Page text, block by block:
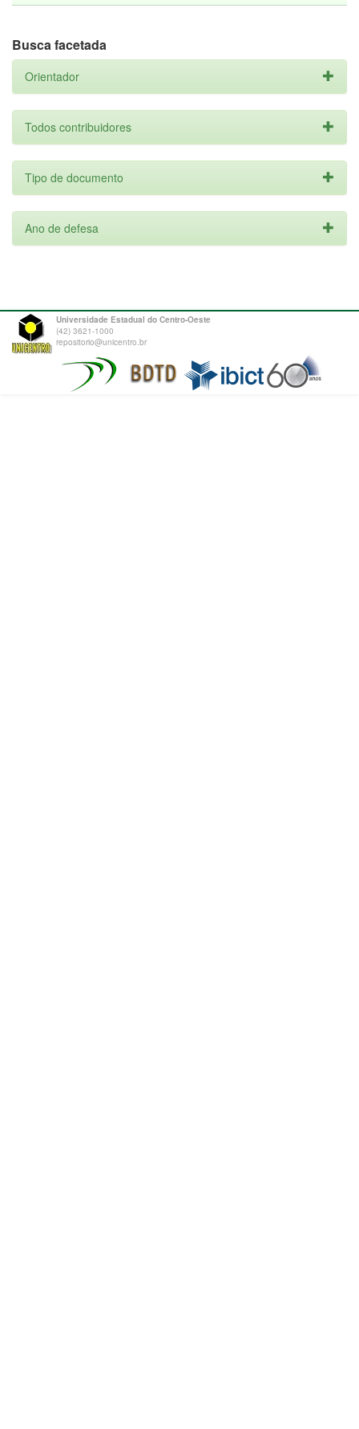
Busca facetada
Orientador
Todos contribuidores
Tipo de documento
Ano de defesa
Universidade Estadual do Centro-Oeste
(42) 3621-1000
repositorio@unicentro.br